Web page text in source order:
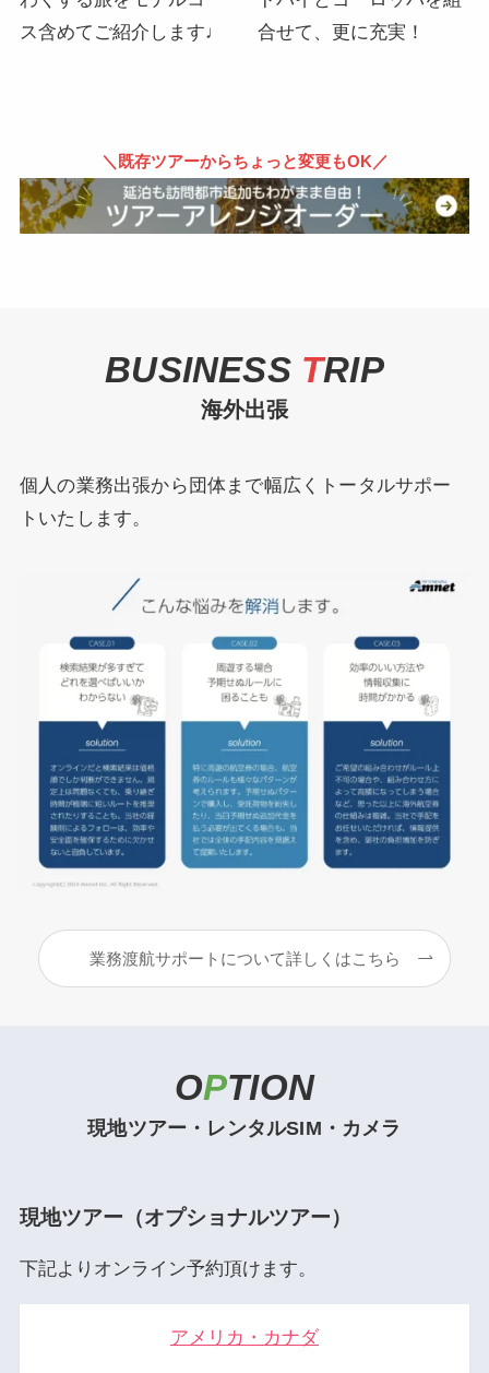
ス含めてご紹介します♩
合せて、更に充実！
＼既存ツアーからちょっと変更もOK／
BUSINESS TRIP
海外出張
個人の業務出張から団体まで幅広くトータルサポー
トいたします。
業務渡航サポートについて詳しくはこちら
OPTION
現地ツアー・レンタルSIM・カメラ
現地ツアー （オプショナルツアー）
下記よりオンライン予約頂けます。
アメリカ・カナダ